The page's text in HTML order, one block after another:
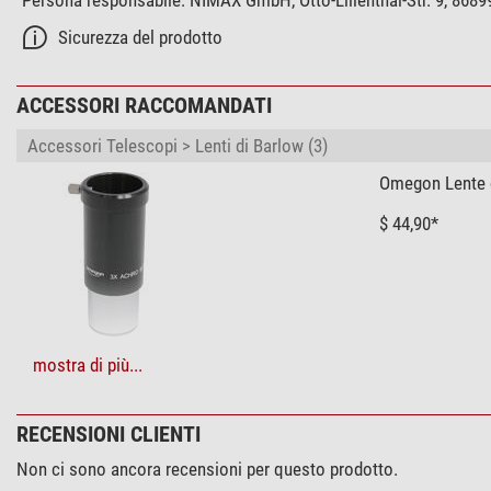
Tecnica di fabbricazione dello specchio primario
Design dello specchio secondario
Ventilazione dello specchio principale
Focheggiatore
Tecnica di fabbricazione
Connessione (lato oculare)
Capacità di carico (kg)
Filettatura di fissaggio (lato camera)
Montatura
Tecnica di fabbricazione
Tipo di montatura
Portata (kg)
Sicurezza del prodotto
ACCESSORI RACCOMANDATI
Accessori Telescopi > Lenti di Barlow (3)
Omegon
$ 44,90*
+ Mostra più accessori in questa categoria: 2
$ 102,00*
mostra di più...
RECENSIONI CLIENTI
Non ci sono ancora recensioni per questo prodotto.